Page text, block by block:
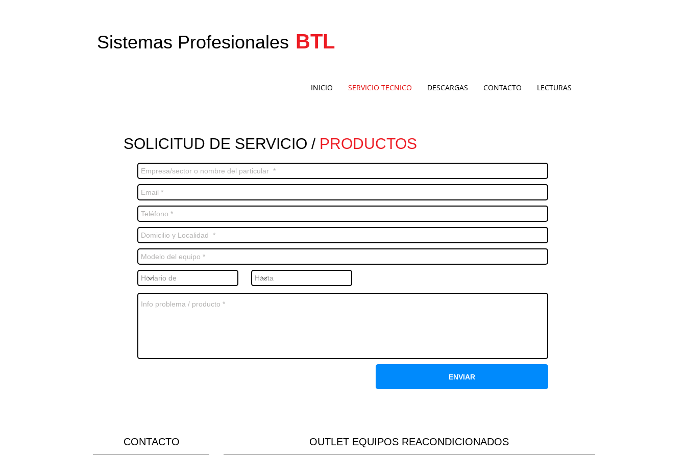
Sistemas Profesionales BTL
INICIO SERVICIO TECNICO DESCARGAS CONTACTO LECTURAS
SOLICITUD DE SERVICIO /PRODUCTOS
ENVIAR
CONTACTO OUTLET EQUIPOS REACONDICIONADOS